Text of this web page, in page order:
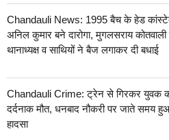
Chandauli News: 1995 बैच के हेड
अनिल कुमार बने दारोगा, मुगलसराय
थानाध्यक्ष व साथियों ने बैज लगाकर दी बधाई
Chandauli Crime: ट्रेन से गिरकर युवक
दर्दनाक मौत, धनबाद नौकरी पर जाते समय
हादसा